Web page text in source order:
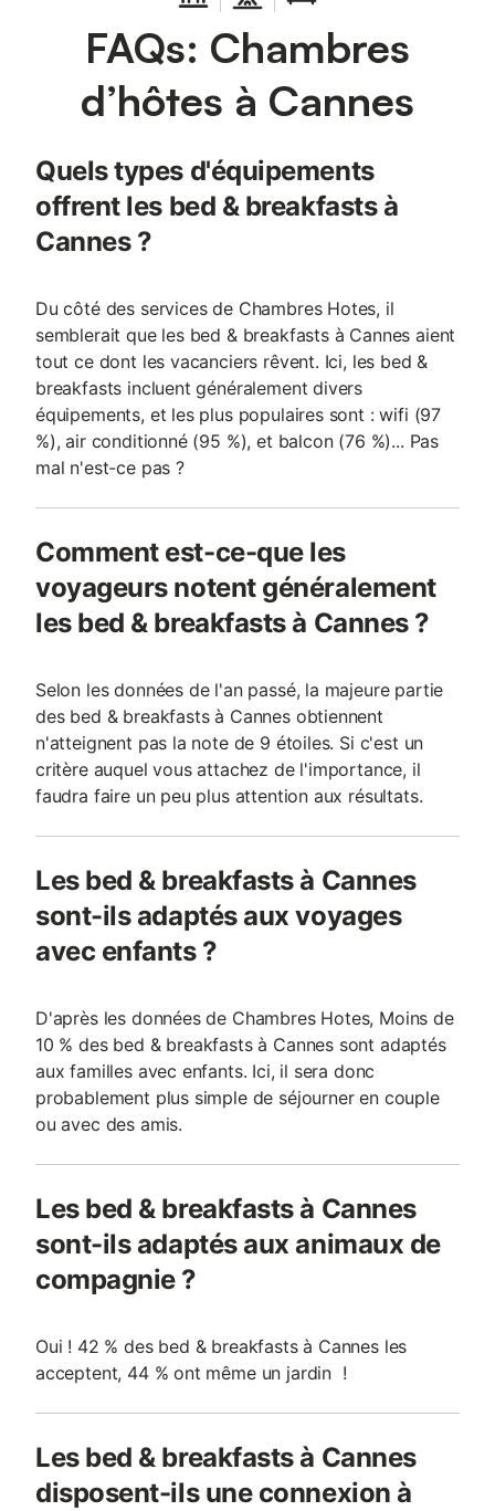
FAQs: Chambres
d’hôtes à Cannes
Quels types d'équipements
offrent les bed & breakfasts à
Cannes ?
Du côté des services de Chambres Hotes, il
semblerait que les bed & breakfasts à Cannes aient
tout ce dont les vacanciers rêvent. Ici, les bed &
breakfasts incluent généralement divers
équipements, et les plus populaires sont : wifi (97
%), air conditionné (95 %), et balcon (76 %)... Pas
mal n'est-ce pas ?
Comment est-ce-que les
voyageurs notent généralement
les bed & breakfasts à Cannes ?
Selon les données de l'an passé, la majeure partie
des bed & breakfasts à Cannes obtiennent
n'atteignent pas la note de 9 étoiles. Si c'est un
critère auquel vous attachez de l'importance, il
faudra faire un peu plus attention aux résultats.
Les bed & breakfasts à Cannes
sont-ils adaptés aux voyages
avec enfants ?
D'après les données de Chambres Hotes, Moins de
10 % des bed & breakfasts à Cannes sont adaptés
aux familles avec enfants. Ici, il sera donc
probablement plus simple de séjourner en couple
ou avec des amis.
Les bed & breakfasts à Cannes
sont-ils adaptés aux animaux de
compagnie ?
Oui ! 42 % des bed & breakfasts à Cannes les
acceptent, 44 % ont même un jardin !
Les bed & breakfasts à Cannes
disposent-ils une connexion à